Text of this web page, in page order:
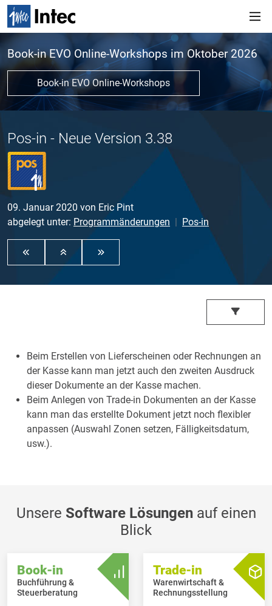
Book-in EVO Online-Workshops im Oktober 2026
Book-in EVO Online-Workshops
Pos-in - Neue Version 3.38
09. Januar 2020 von Eric Pint
abgelegt unter: Programmänderungen Pos-in
Beim Erstellen von Lieferscheinen oder Rechnungen an
der Kasse kann man jetzt auch den zweiten Ausdruck
dieser Dokumente an der Kasse machen.
Beim Anlegen von Trade-in Dokumenten an der Kasse
kann man das erstellte Dokument jetzt noch flexibler
anpassen (Auswahl Zonen setzen, Fälligkeitsdatum,
usw.).
Unsere Software Lösungenauf einen
Blick
Book-in
Buchführung &
Steuerberatung
Trade-in
Warenwirtschaft &
Rechnungsstellung